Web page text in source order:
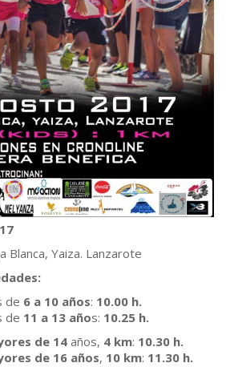
Blanca, Yaiza. Lanzarote
de 6 a 10 años: 10.00 h.
de 11 a 13 años: 10.25 h.
de 14años, 4 km: 10.30 h.
de 16 años, 10 km: 11.30 h.